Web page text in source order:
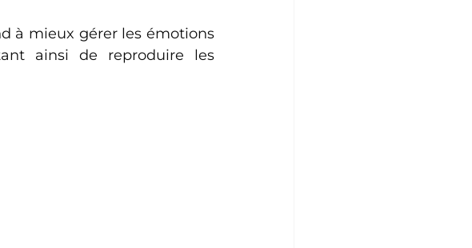
à mieux gérer les émotions
ainsi de reproduire les